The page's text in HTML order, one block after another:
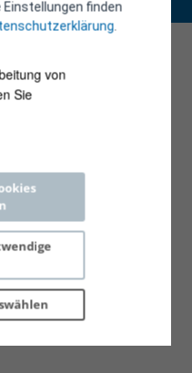
finden
.
von
Sie
E-Control